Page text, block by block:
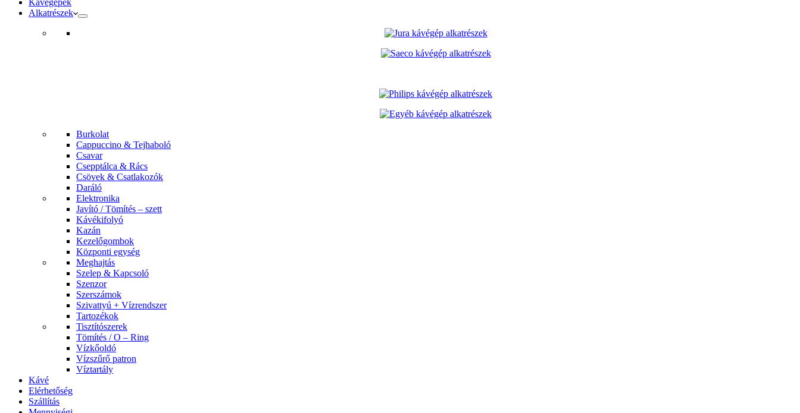
Kávégépek
Alkatrészek
Burkolat
Cappuccino & Tejhaboló
Csavar
Csepptálca & Rács
Csövek & Csatlakozók
Daráló
Elektronika
Javító / Tömítés – szett
Kávékifolyó
Kazán
Kezelőgombok
Központi egység
Meghajtás
Szelep & Kapcsoló
Szenzor
Szerszámok
Szivattyú + Vízrendszer
Tartozékok
Tisztítószerek
Tömítés / O – Ring
Vízkőoldó
Vízszűrő patron
Víztartály
Kávé
Elérhetőség
Szállítás